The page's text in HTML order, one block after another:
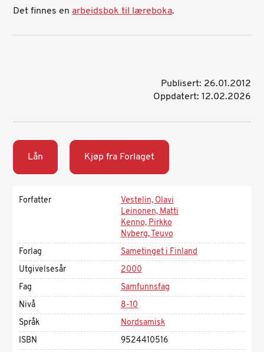
Det finnes enarbeidsbok til læreboka.
Publisert: 26.01.2012
Oppdatert: 12.02.2026
Lån Kjøp fra Forlaget
Forfatter
Vestelin, Olavi
Leinonen, Matti
Kenno, Pirkko
Nyberg, Teuvo
Forlag
Sametinget i Finland
Utgivelsesår
2000
Fag
Samfunnsfag
Nivå
8-10
Språk
Nordsamisk
ISBN
9524410516